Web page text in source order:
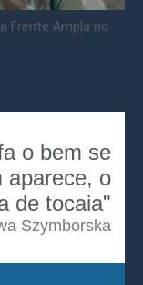
Frente Ampla no
o bem se
aparece, o
de tocaia"
Szymborska